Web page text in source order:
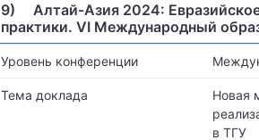
9)
Алтай-Азия 2024:
практики. VI Международный
Уровень конференции
Тема доклада
Новая
в ТГУ